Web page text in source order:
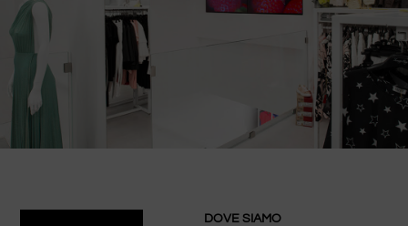
DOVE SIAMO